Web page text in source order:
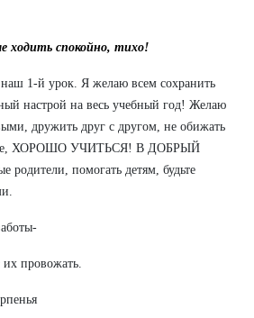
ходить спокойно, тихо!
1-й урок. Я желаю всем сохранить
настрой на весь учебный год! Желаю
дружить друг с другом, не обижать
же, ХОРОШО УЧИТЬСЯ! В ДОБРЫЙ
помогать детям, будьте